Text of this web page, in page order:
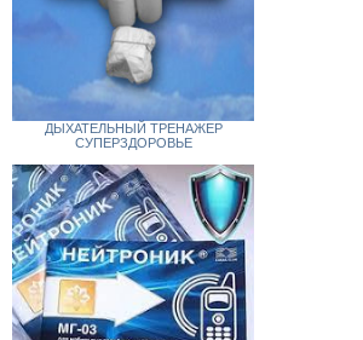
ДЫХАТЕЛЬНЫЙ ТРЕНАЖЕР
СУПЕРЗДОРОВЬЕ